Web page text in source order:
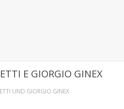
UND GIORGIO GINEX